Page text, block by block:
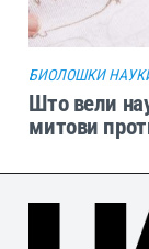
БИОЛОШКИ
Што вели
митови